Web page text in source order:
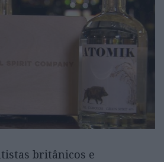
britânicos e